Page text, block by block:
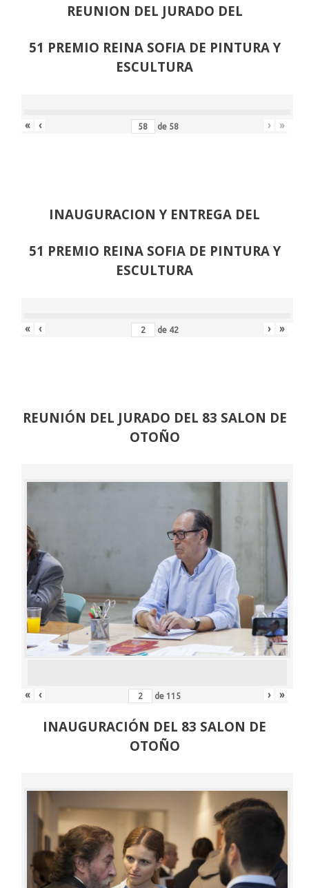
REUNION DEL JURADO DEL
51 PREMIO REINA SOFIA DE PINTURA Y
ESCULTURA
« ‹ de 58 › »
INAUGURACION Y ENTREGA DEL
51 PREMIO REINA SOFIA DE PINTURA Y
ESCULTURA
« ‹ de 42 › »
REUNIÓN DEL JURADO DEL 83 SALON DE
OTOÑO
« ‹ de 115 › »
INAUGURACIÓN DEL 83 SALON DE
OTOÑO